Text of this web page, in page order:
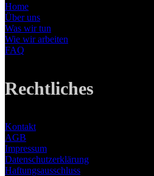
Home
Über uns
Was wir tun
Wie wir arbeiten
FAQ
Rechtliches
Kontakt
AGB
Impressum
Datenschutzerklärung
Haftungsausschluss